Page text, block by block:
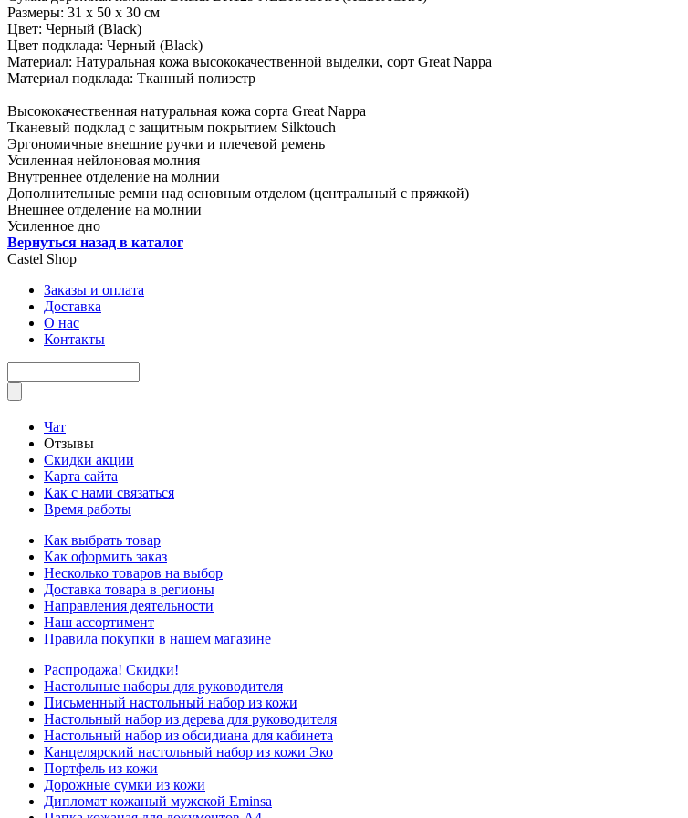
Размеры: 31 х 50 х 30 см
Цвет: Черный (Black)
Цвет подклада: Черный (Black)
Материал: Натуральная кожа высококачественной выделки, сорт Great Nappa
Материал подклада: Тканный полиэстр
Высококачественная натуральная кожа сорта Great Nappa
Тканевый подклад с защитным покрытием Silktouch
Эргономичные внешние ручки и плечевой ремень
Усиленная нейлоновая молния
Внутреннее отделение на молнии
Дополнительные ремни над основным отделом (центральный с пряжкой)
Внешнее отделение на молнии
Усиленное дно
Вернуться назад в каталог
Castel Shop
Заказы и оплата
Доставка
О нас
Контакты
Чат
Отзывы
Скидки акции
Карта сайта
Как с нами связаться
Время работы
Как выбрать товар
Как оформить заказ
Несколько товаров на выбор
Доставка товара в регионы
Направления деятельности
Наш ассортимент
Правила покупки в нашем магазине
Распродажа! Скидки!
Настольные наборы для руководителя
Письменный настольный набор из кожи
Настольный набор из дерева для руководителя
Настольный набор из обсидиана для кабинета
Канцелярский настольный набор из кожи Эко
Портфель из кожи
Дорожные сумки из кожи
Дипломат кожаный мужской Eminsa